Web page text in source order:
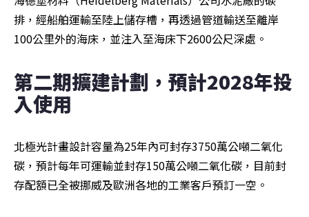
排，經船舶運輸至陸上儲存槽，再透過管道輸送至離岸
100公里外的海床，並注入至海床下2600公尺深處。
第二期擴建計劃，預計2028年投
入使用
北極光計畫設計容量為25年內可封存3750萬公噸二氧化
碳，預計每年可運輸並封存150萬公噸二氧化碳，目前封
存配額已全被挪威及歐洲各地的工業客戶預訂一空。